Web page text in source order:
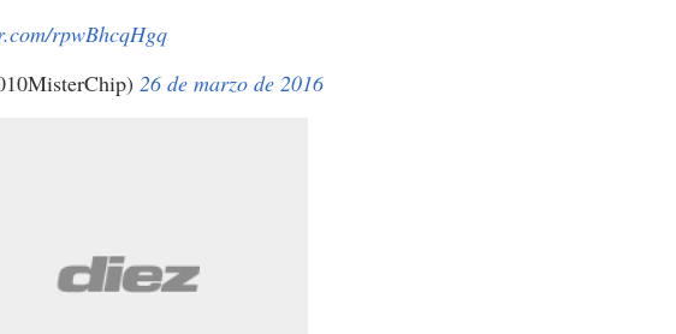
rpwBhcqHgq
26 de marzo de 2016